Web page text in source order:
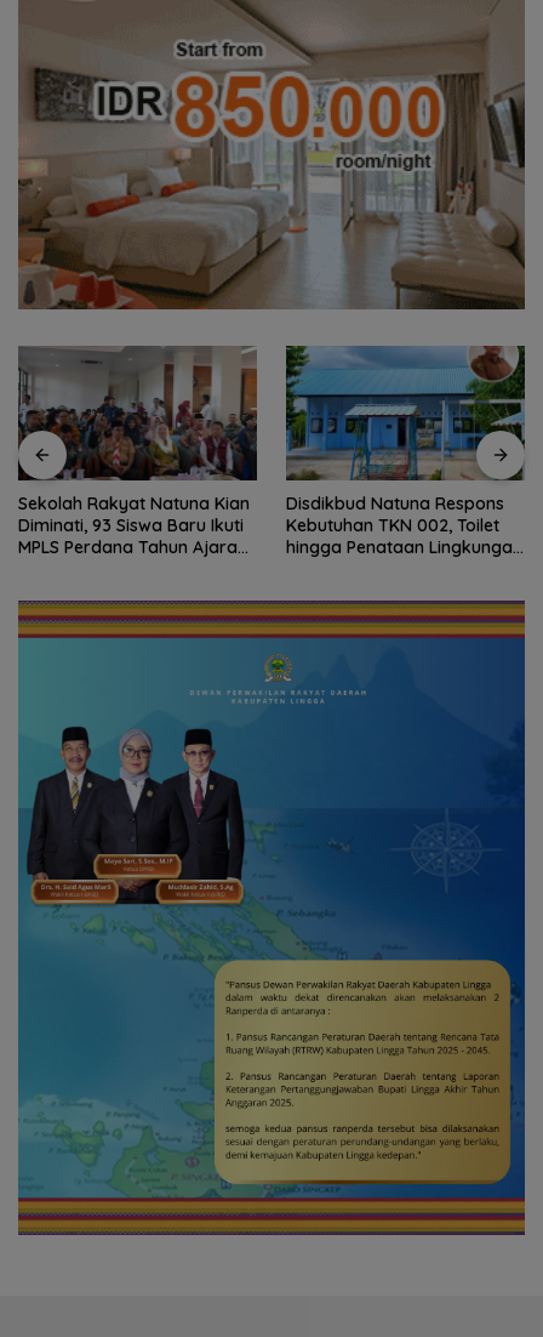
Sekolah Rakyat Natuna Kian
Diminati, 93 Siswa Baru Ikuti
MPLS Perdana Tahun Ajaran
Disdikbud Natuna Respons
Kebutuhan TKN 002, Toilet
hingga Penataan Lingkungan